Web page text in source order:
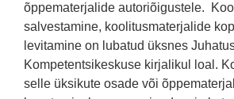
õppematerjalide autoriõigustele.
salvestamine, koolitusmaterjalide
levitamine on lubatud üksnes
Kompetentsikeskuse kirjalikul loal.
selle üksikute osade või